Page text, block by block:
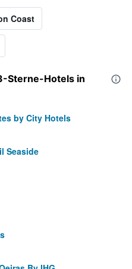
Coast
Sterne-Hotels in
by City Hotels
Seaside